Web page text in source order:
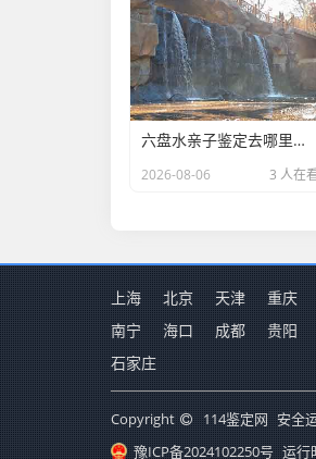
六盘水亲子鉴定去哪里可以做(DNA亲子鉴定哪家医院好一点)
2026-08-06 3 人在
上海 北京 天津 重庆
南宁
海口 成都 贵阳
石家庄
Copyright 114鉴定网 安全
豫ICP备2024102250号 运行